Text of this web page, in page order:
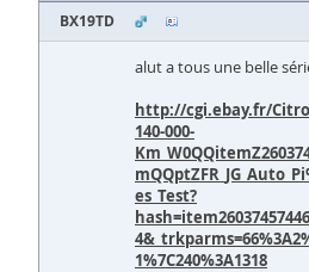
BX19TD
alut a tous une belle
http://cgi.ebay.fr/
140-000-
es_Test?
1%7C240%3A1318